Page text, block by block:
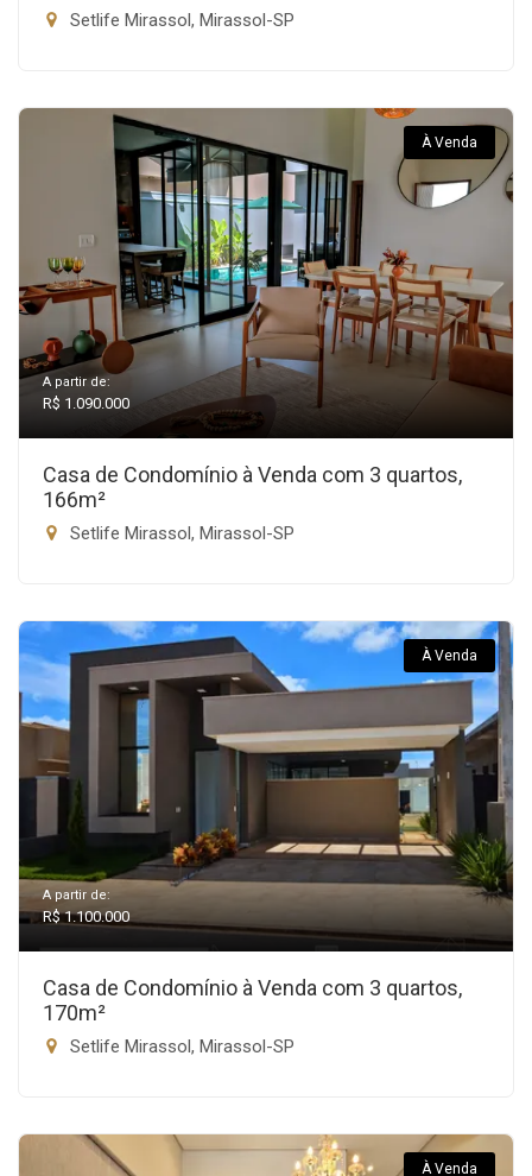
Setlife Mirassol, Mirassol-SP
À Venda
A partir de:
R$ 1.090.000
Casa de Condomínio à Venda com 3 quartos,
166m²
Setlife Mirassol, Mirassol-SP
À Venda
A partir de:
R$ 1.100.000
Casa de Condomínio à Venda com 3 quartos,
170m²
Setlife Mirassol, Mirassol-SP
À Venda